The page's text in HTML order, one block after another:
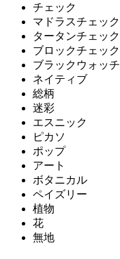
チェック
マドラスチェック
タータンチェック
ブロックチェック
ブラックウォッチ
ネイティブ
総柄
迷彩
エスニック
ピカソ
ポップ
アート
ボタニカル
ペイズリー
植物
花
無地